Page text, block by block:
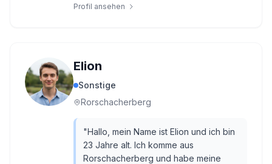
Profil ansehen
Elion
Sonstige
Rorschacherberg
"Hallo, mein Name ist Elion und ich bin
23 Jahre alt. Ich komme aus
Rorschacherberg und habe meine